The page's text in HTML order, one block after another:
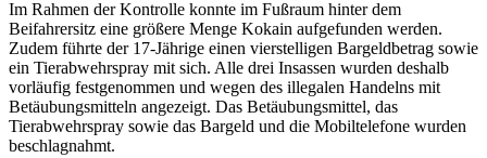
Im Rahmen der Kontrolle konnte im Fußraum hinter dem
Beifahrersitz eine größere Menge Kokain aufgefunden werden.
Zudem führte der 17-Jährige einen vierstelligen Bargeldbetrag sowie
ein Tierabwehrspray mit sich. Alle drei Insassen wurden deshalb
vorläufig festgenommen und wegen des illegalen Handelns mit
Betäubungsmitteln angezeigt. Das Betäubungsmittel, das
Tierabwehrspray sowie das Bargeld und die Mobiltelefone wurden
beschlagnahmt.